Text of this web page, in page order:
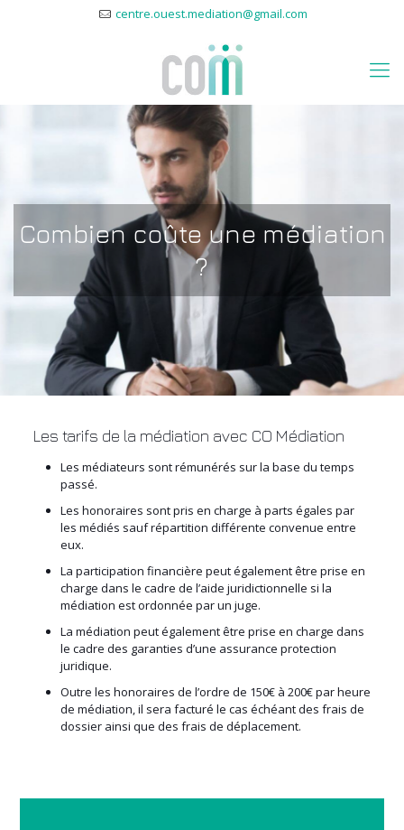
centre.ouest.mediation@gmail.com
Combien coûte une médiation
?
Les tarifs de la médiation avec CO Médiation
Les médiateurs sont rémunérés sur la base du temps
passé.
Les honoraires sont pris en charge à parts égales par
les médiés sauf répartition différente convenue entre
eux.
La participation financière peut également être prise en
charge dans le cadre de l’aide juridictionnelle si la
médiation est ordonnée par un juge.
La médiation peut également être prise en charge dans
le cadre des garanties d’une assurance protection
juridique.
Outre les honoraires de l’ordre de 150€ à 200€ par heure
de médiation, il sera facturé le cas échéant des frais de
dossier ainsi que des frais de déplacement.